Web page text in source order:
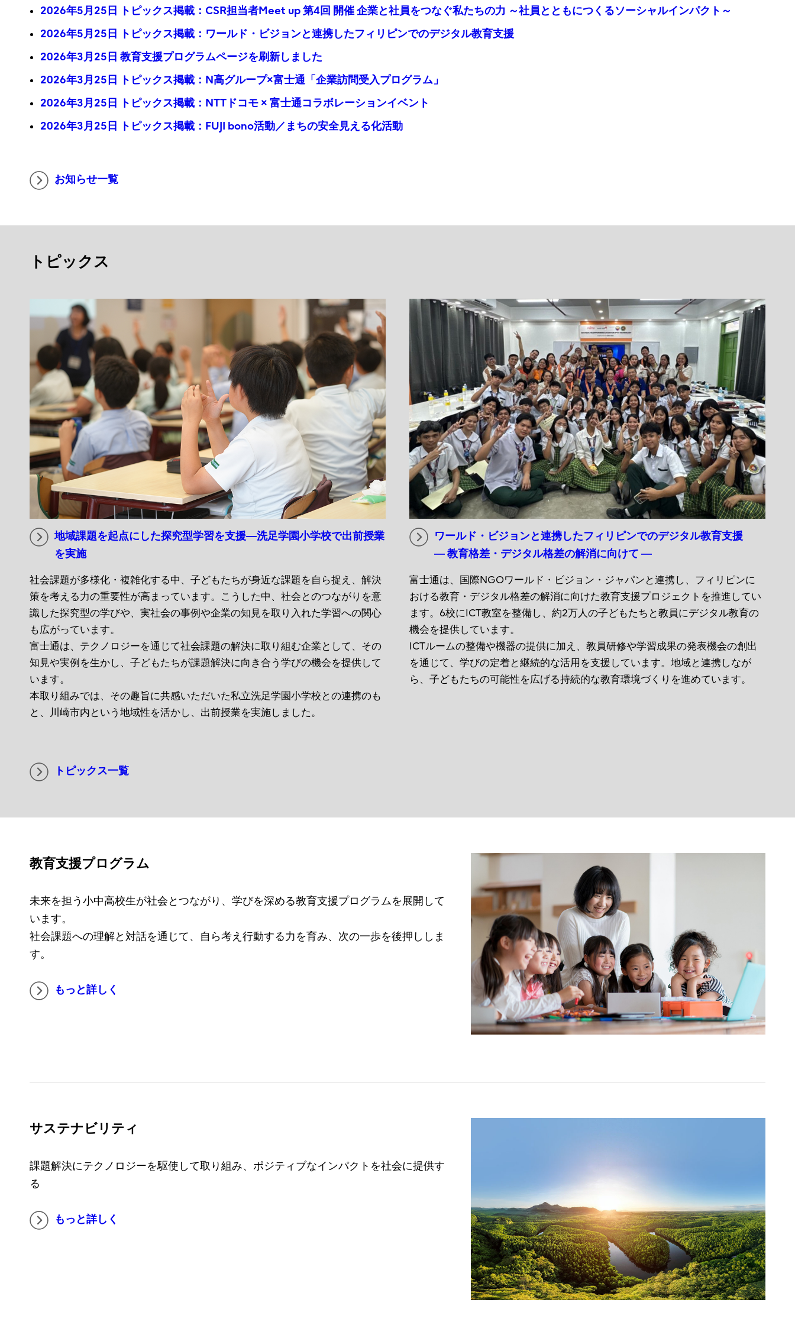
2026年5月25日 トピックス掲載：CSR担当者Meet up 第4回 開催 企業と社員をつなぐ私たちの力 ～社員とともにつくるソーシャルインパクト～
2026年5月25日 トピックス掲載：ワールド・ビジョンと連携したフィリピンでのデジタル教育支援
2026年3月25日 教育支援プログラムページを刷新しました
2026年3月25日 トピックス掲載：N高グループ×富士通「企業訪問受入プログラム」
2026年3月25日 トピックス掲載：NTTドコモ × 富士通コラボレーションイベント
2026年3月25日 トピックス掲載：FUJI bono活動／まちの安全見える化活動
お知らせ一覧
トピックス
地域課題を起点にした探究型学習を支援―洗足学園小学校で出前授業
を実施
社会課題が多様化・複雑化する中、子どもたちが身近な課題を自ら捉え、解決
策を考える力の重要性が高まっています。こうした中、社会とのつながりを意
識した探究型の学びや、実社会の事例や企業の知見を取り入れた学習への関心
も広がっています。
富士通は、テクノロジーを通じて社会課題の解決に取り組む企業として、その
知見や実例を生かし、子どもたちが課題解決に向き合う学びの機会を提供して
います。
本取り組みでは、その趣旨に共感いただいた私立洗足学園小学校との連携のも
と、川崎市内という地域性を活かし、出前授業を実施しました。
ワールド・ビジョンと連携したフィリピンでのデジタル教育支援
― 教育格差・デジタル格差の解消に向けて ―
富士通は、国際NGOワールド・ビジョン・ジャパンと連携し、フィリピンに
おける教育・デジタル格差の解消に向けた教育支援プロジェクトを推進してい
ます。6校にICT教室を整備し、約2万人の子どもたちと教員にデジタル教育の
機会を提供しています。
ICTルームの整備や機器の提供に加え、教員研修や学習成果の発表機会の創出
を通じて、学びの定着と継続的な活用を支援しています。地域と連携しなが
ら、子どもたちの可能性を広げる持続的な教育環境づくりを進めています。
トピックス一覧
教育支援プログラム
未来を担う小中高校生が社会とつながり、学びを深める教育支援プログラムを展開して
います。
社会課題への理解と対話を通じて、自ら考え行動する力を育み、次の一歩を後押ししま
す。
もっと詳しく
サステナビリティ
課題解決にテクノロジーを駆使して取り組み、ポジティブなインパクトを社会に提供す
る
もっと詳しく